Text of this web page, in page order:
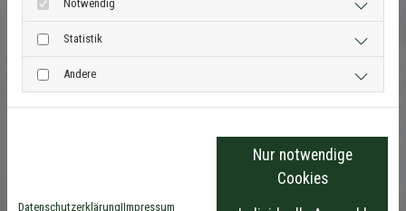
Notwendig
Statistik
Andere
Datenschutzerklärung|Impressum
Nur notwendige
Cookies